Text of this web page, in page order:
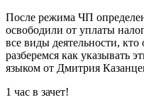
После режима ЧП
освободили от уплаты
все виды деятельности,
разберемся как указывать
языком от Дмитрия
1 час в зачет!